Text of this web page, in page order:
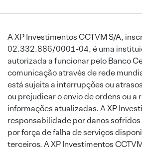
A XP Investimentos CCTVM S/A,
02.332.886/0001-04, é uma
autorizada a funcionar pelo Banco
comunicação através de rede
está sujeita a interrupções ou
ou prejudicar o envio de ordens ou a
informações atualizadas. A XP
responsabilidade por danos
por força de falha de serviços
terceiros. A XP Investimentos